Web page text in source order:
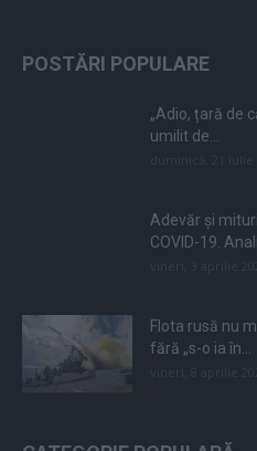
POSTĂRI POPULARE
„Adio, țară de
umilit de...
Adevăr și
COVID-19.
Flota rusă nu
fără „s-o ia în...